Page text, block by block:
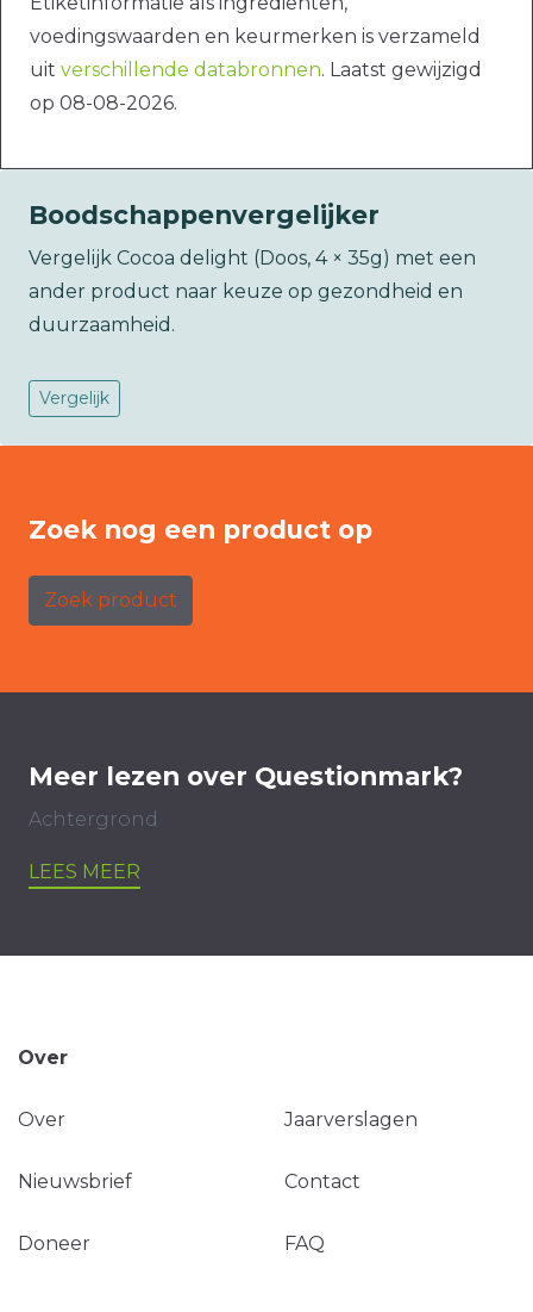
voedingswaarden en keurmerken is verzameld
uit verschillende databronnen. Laatst gewijzigd
op 08-08-2026.
Boodschappenvergelijker
Vergelijk Cocoa delight (Doos, 4 × 35g) met een
ander product naar keuze op gezondheid en
duurzaamheid.
Vergelijk
Zoek nog een product op
Zoek product
Meer lezen over Questionmark?
Achtergrond
LEES MEER
Over
Over Jaarverslagen
Nieuwsbrief Contact
Doneer FAQ